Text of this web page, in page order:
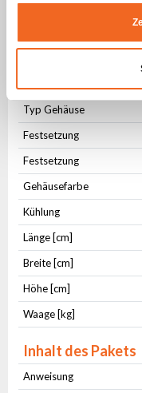
Typ Gehäuse
Festsetzung
Festsetzung
Gehäusefarbe
Kühlung
Länge [cm]
Breite [cm]
Höhe [cm]
Waage [kg]
Inhalt des Pakets
Anweisung